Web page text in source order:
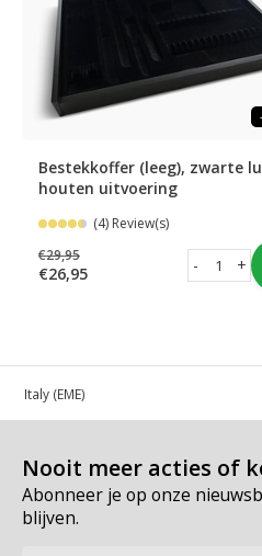
Bestekkoffer (leeg), zwarte
houten uitvoering
(4) Review(s)
€29,95
€26,95 +
-
in Italy (EME)
Nooit meer acties of
Abonneer je op onze
blijven.